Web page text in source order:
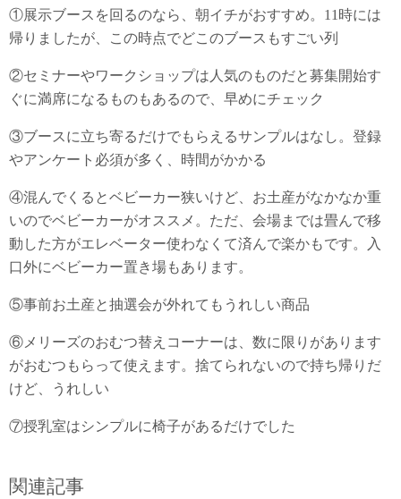
①展示ブースを回るのなら、朝イチがおすすめ。11時には
帰りましたが、この時点でどこのブースもすごい列
②セミナーやワークショップは人気のものだと募集開始す
ぐに満席になるものもあるので、早めにチェック
③ブースに立ち寄るだけでもらえるサンプルはなし。登録
やアンケート必須が多く、時間がかかる
④混んでくるとベビーカー狭いけど、お土産がなかなか重
いのでベビーカーがオススメ。ただ、会場までは畳んで移
動した方がエレベーター使わなくて済んで楽かもです。入
口外にベビーカー置き場もあります。
⑤事前お土産と抽選会が外れてもうれしい商品
⑥メリーズのおむつ替えコーナーは、数に限りがあります
がおむつもらって使えます。捨てられないので持ち帰りだ
けど、うれしい
⑦授乳室はシンプルに椅子があるだけでした
関連記事